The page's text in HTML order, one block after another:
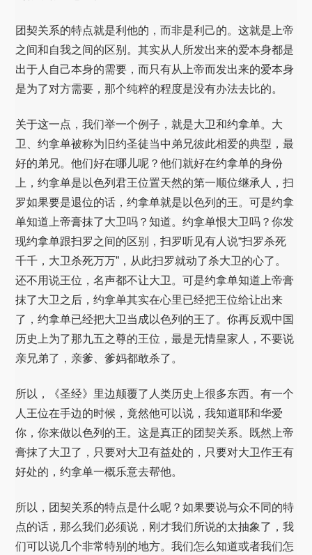
团契关系的特点就是利他的，而非是利己的。这就是上帝
之间和自我之间的区别。其实从人所发出来的爱本身都是
出于人自己本身的需要，而只有从上帝而发出来的爱本身
是为了对方需要，那个纯粹的程度是没有办法去比的。
关于这一点，我们举一个例子，就是大卫和约拿单。大
卫、约拿单被称为旧约圣徒当中弟兄彼此相爱的典型，最
好的弟兄。他们好在哪儿呢？他们就好在约拿单的身份
上，约拿单是以色列君王位置天然的第一顺位继承人，扫
罗如果要是退位的话，约拿单就是以色列的王。可是约拿
单知道上帝膏抹了大卫吗？知道。约拿单恨大卫吗？你发
现约拿单跟扫罗之间的区别，扫罗听见有人说“扫罗杀死
千千，大卫杀死万万”，从此扫罗就动了杀大卫的心了。
还不用说王位，名声都不让大卫。可是约拿单知道上帝膏
抹了大卫之后，约拿单其实在心里已经把王位给让出来
了，约拿单已经把大卫当成以色列的王了。你再反观中国
历史上为了那九五之尊的王位，最是无情皇家人，不要说
亲兄弟了，亲爹、爹妈都敢杀了。
所以，《圣经》里边颠覆了人类历史上很多东西。有一个
人王位在手边的时候，竟然他可以说，我知道耶和华爱
你，你来做以色列的王。这是真正的团契关系。既然上帝
膏抹了大卫了，只要对大卫有益处的，只要对大卫作王有
好处的，约拿单一概乐意去帮他。
所以，团契关系的特点是什么呢？如果要说与众不同的特
点的话，那么我们必须说，刚才我们所说的太抽象了，我
们可以说几个非常特别的地方。我们怎么知道或者我们怎